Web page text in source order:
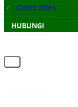
Galeri Video
HUBUNGI